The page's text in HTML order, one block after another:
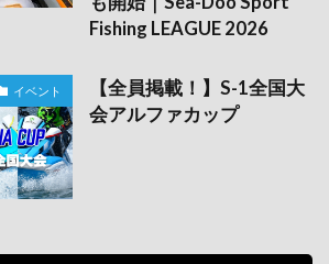
Fishing LEAGUE 2026
イベント
【全員掲載！】S-1全国大
会アルファカップ